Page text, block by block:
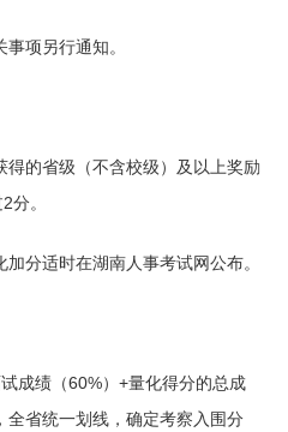
项另行通知。
得的省级（不含校级）及以上奖励
2分。
分适时在湖南人事考试网公布。
成绩（60%） +量化得分的总成
全省统一划线，确定考察入围分